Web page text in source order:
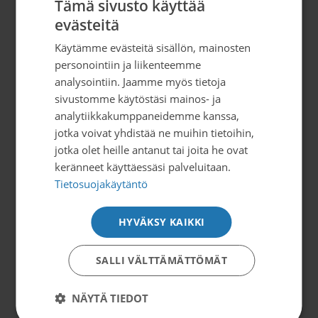
Satakunnan Syöpäyhdistys
Yrjönkatu 2 (2 krs)
28100 PORI
02 6305 750 (Avoinna ma-to klo 9-15)
toimisto@satakunnansyopayhdistys.fi
Y-tunnus 0288843-7
Palvelemme
Toimisto avoinna ma-to kello 9 – 15
Vastaanotot ajanvarauksella
Tämä sivusto käyttää
evästeitä
Käytämme evästeitä sisällön, mainosten
personointiin ja liikenteemme
analysointiin. Jaamme myös tietoja
sivustomme käytöstäsi mainos- ja
analytiikkakumppaneidemme kanssa,
jotka voivat yhdistää ne muihin tietoihin,
jotka olet heille antanut tai joita he ovat
keränneet käyttäessäsi palveluitaan.
Tietosuojakäytäntö
HYVÄKSY KAIKKI
SALLI VÄLTTÄMÄTTÖMÄT
NÄYTÄ TIEDOT